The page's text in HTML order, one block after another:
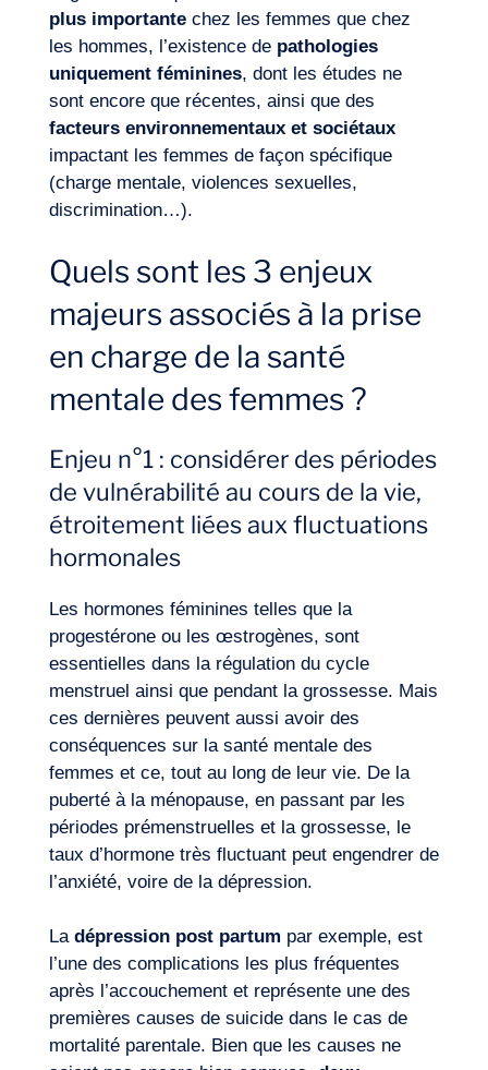
Envie d’embarquer ?
Journal de Bord
plus importantechez les femmes que chez
les hommes, l’existence de pathologies
uniquement féminines, dont les études ne
sont encore que récentes, ainsi que des
facteurs environnementaux et sociétaux
impactant les femmes de façon spécifique
(charge mentale, violences sexuelles,
discrimination…).
Quels sont les 3 enjeux
majeurs associés à la prise
en charge de la santé
mentale des femmes ?
Enjeu n°1 : considérer des périodes
de vulnérabilité au cours de la vie,
étroitement liées aux fluctuations
hormonales
Les hormones féminines telles que la
progestérone ou les œstrogènes, sont
essentielles dans la régulation du cycle
menstruel ainsi que pendant la grossesse. Mais
ces dernières peuvent aussi avoir des
conséquences sur la santé mentale des
femmes et ce, tout au long de leur vie. De la
puberté à la ménopause, en passant par les
périodes prémenstruelles et la grossesse, le
taux d’hormone très fluctuant peut engendrer de
l’anxiété, voire de la dépression.
La dépression post partum par exemple, est
l’une des complications les plus fréquentes
après l’accouchement et représente une des
premières causes de suicide dans le cas de
mortalité parentale. Bien que les causes ne